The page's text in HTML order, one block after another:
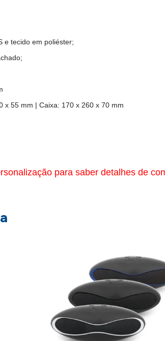
e tecido em poliéster;
x 55 mm | Caixa: 170 x 260 x 70 mm
para saber detalhes de